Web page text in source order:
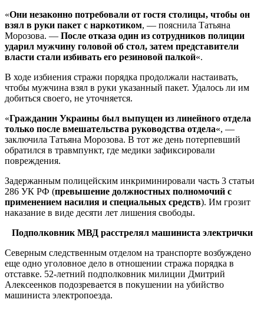
«Они незаконно потребовали от гостя столицы, чтобы он
взял в руки пакет с наркотиком, — пояснила Татьяна
Морозова. — После отказа один из сотрудников полиции
ударил мужчину головой об стол, затем представители
власти стали избивать его резиновой палкой«.
В ходе избиения стражи порядка продолжали настаивать,
чтобы мужчина взял в руки указанный пакет. Удалось ли им
добиться своего, не уточняется.
«Гражданин Украины был выпущен из линейного отдела
только после вмешательства руководства отдела«, —
заключила Татьяна Морозова. В тот же день потерпевший
обратился в травмпункт, где медики зафиксировали
повреждения.
Задержанным полицейским инкриминировали часть 3 статьи
286 УК РФ (превышение должностных полномочий с
применением насилия и специальных средств). Им грозит
наказание в виде десяти лет лишения свободы.
Подполковник МВД расстрелял машиниста электрички
Северным следственным отделом на транспорте возбуждено
еще одно уголовное дело в отношении стража порядка в
отставке. 52-летний подполковник милиции Дмитрий
Алексеенков подозревается в покушении на убийство
машиниста электропоезда.